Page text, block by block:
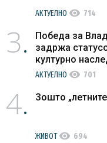
АКТУЕЛНО visibility 714
3
Победа за
задржа
културно
АКТУЕЛНО visibility 701
4 Зошто
ЖИВОТvisibility 694